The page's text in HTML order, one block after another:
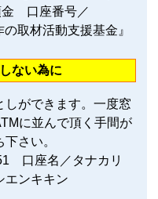
金 口座番号／
取材活動支援基金』
ない為に
しができます。一度窓
に並んで頂く手間が
さい。
口座名／タナカリ
エンキキン